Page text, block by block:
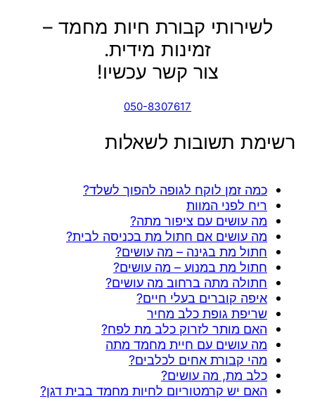
לשירותי קבורת חיות מחמד –
זמינות מידית.
צור קשר עכשיו!
050-8307617
רשימת תשובות לשאלות
כמה זמן לוקח לגופה להפוך לשלד?
ריח לפני המוות
מה עושים עם ציפור מתה?
מה עושים אם חתול מת בכניסה לבית?
חתול מת בגינה – מה עושים?
חתול מת במנוע – מה עושים?
חתולה מתה ברחוב מה עושים?
איפה קוברים בעלי חיים?
שריפת גופת כלב מחיר
האם מותר לזרוק כלב מת לפח?
מה עושים עם חיית מחמד מתה
מהי קבורת אחים לכלבים?
כלב מת, מה עושים?
האם יש קרמטוריום לחיות מחמד בבית דגן?